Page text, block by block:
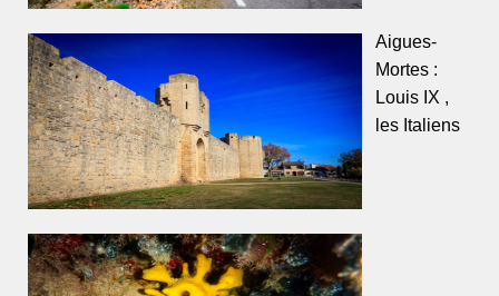
Aigues-
Mortes :
Louis IX ,
les Italiens